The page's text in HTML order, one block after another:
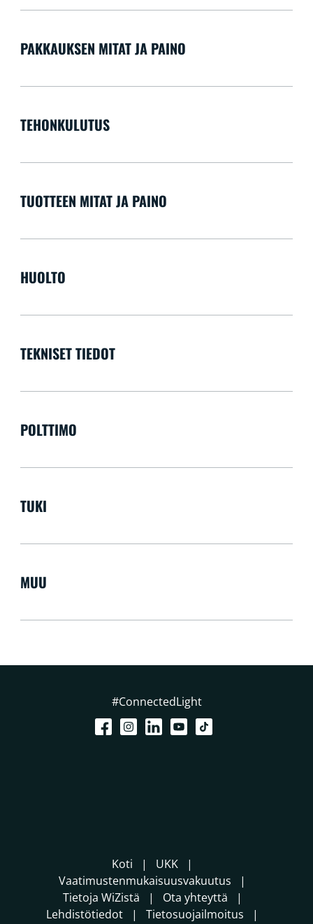
PAKKAUKSEN MITAT JA PAINO
TEHONKULUTUS
TUOTTEEN MITAT JA PAINO
HUOLTO
TEKNISET TIEDOT
POLTTIMO
TUKI
MUU
#ConnectedLight
Koti
UKK
Vaatimustenmukaisuusvakuutus
Tietoja WiZistä
Ota yhteyttä
Lehdistötiedot
Tietosuojailmoitus